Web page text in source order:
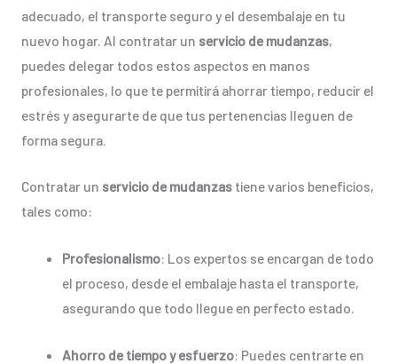
adecuado, el transporte seguro y el desembalaje en tu
nuevo hogar. Al contratar un servicio de mudanzas,
puedes delegar todos estos aspectos en manos
profesionales, lo que te permitirá ahorrar tiempo, reducir el
estrés y asegurarte de que tus pertenencias lleguen de
forma segura.
Contratar un servicio de mudanzastiene varios beneficios,
tales como:
Profesionalismo: Los expertos se encargan de todo
el proceso, desde el embalaje hasta el transporte,
asegurando que todo llegue en perfecto estado.
Ahorro de tiempo y esfuerzo: Puedes centrarte en